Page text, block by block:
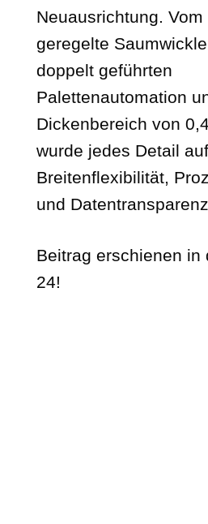
Neuausrichtung.
geregelte
doppelt geführten
Palettenautomation
Dickenbereich von
wurde jedes Detail auf
Breitenflexibilität,
und
Beitrag erschienen
24!